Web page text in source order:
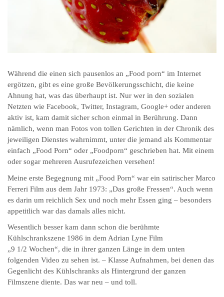
Während die einen sich pausenlos an „Food porn“ im Internet
ergötzen, gibt es eine große Bevölkerungsschicht, die keine
Ahnung hat, was das überhaupt ist. Nur wer in den sozialen
Netzten wie Facebook, Twitter, Instagram, Google+ oder anderen
aktiv ist, kam damit sicher schon einmal in Berührung. Dann
nämlich, wenn man Fotos von tollen Gerichten in der Chronik des
jeweiligen Dienstes wahrnimmt, unter die jemand als Kommentar
einfach „Food Porn“ oder „Foodporn“ geschrieben hat. Mit einem
oder sogar mehreren Ausrufezeichen versehen!
Meine erste Begegnung mit „Food Porn“ war ein satirischer Marco
Ferreri Film aus dem Jahr 1973: „Das große Fressen“. Auch wenn
es darin um reichlich Sex und noch mehr Essen ging – besonders
appetitlich war das damals alles nicht.
Wesentlich besser kam dann schon die berühmte
Kühlschrankszene 1986 in dem Adrian Lyne Film
„9 1/2 Wochen“, die in ihrer ganzen Länge in dem unten
folgenden Video zu sehen ist. – Klasse Aufnahmen, bei denen das
Gegenlicht des Kühlschranks als Hintergrund der ganzen
Filmszene diente. Das war neu – und toll.